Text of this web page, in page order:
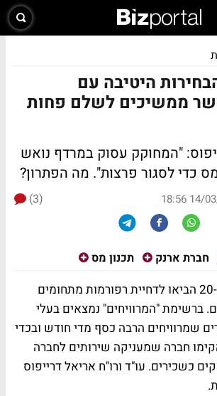
היטיבה עם
ממשיכים לשלם פחות
"המחוקק עסוק במרדף נואש
כדי לסגור פרצות". מה הפתרון?
14/03/
(3)
חברת ארנק תכנון מס
הבחירות לכנסת ה-20 הביאו לדחיית רפורמות מתחומים
ברשימת "המרוויחים" נמצאים בעלי
שמרוויחים הרבה כסף מדי חודש ובכדי
חברה שמעניקה שירותים לחברה
כשכירים. עו"ד ורו"ח אריאל דרייפוס